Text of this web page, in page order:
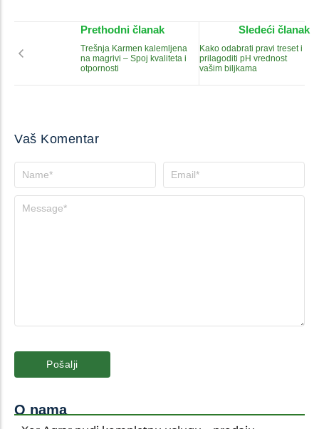
Prethodni članak
Trešnja Karmen kalemljena
na magrivi – Spoj kvaliteta i
otpornosti
Sledeći članak
Kako odabrati pravi treset i
prilagoditi pH vrednost
vašim biljkama
Vaš Komentar
O nama